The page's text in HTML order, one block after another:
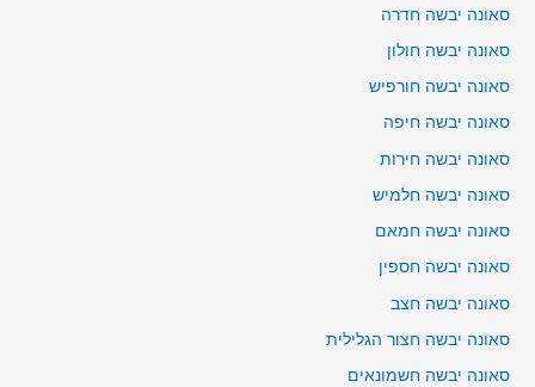
סאונה יבשה חדרה
סאונה יבשה חולון
סאונה יבשה חורפיש
סאונה יבשה חיפה
סאונה יבשה חירות
סאונה יבשה חלמיש
סאונה יבשה חמאם
סאונה יבשה חספין
סאונה יבשה חצב
סאונה יבשה חצור הגלילית
סאונה יבשה חשמונאים